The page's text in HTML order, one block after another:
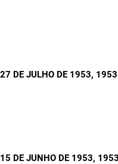
DE JULHO DE 1953, 1953
DE JUNHO DE 1953,